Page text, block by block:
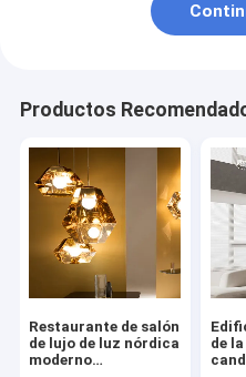
Productos
Restaurante de salón
de lujo de luz nórdica
moderno
de